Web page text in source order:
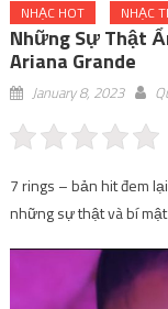
NHẠC HOT NHẠC
Những Sự Thật
Ariana Grande
January 8, 2023
7 rings – bản hit đem
những sự thật và bí